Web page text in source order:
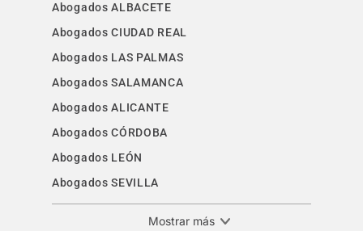
Abogados ALBACETE
Abogados CIUDAD REAL
Abogados LAS PALMAS
Abogados SALAMANCA
Abogados ALICANTE
Abogados CÓRDOBA
Abogados LEÓN
Abogados SEVILLA
Mostrar más